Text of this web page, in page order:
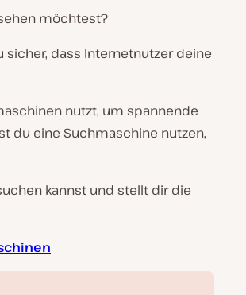
möchtest?
sicher, dass Internetnutzer deine
nutzt, um spannende
du eine Suchmaschine nutzen,
kannst und stellt dir die